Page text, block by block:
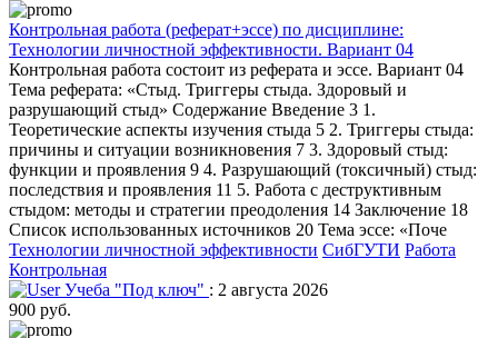
Контрольная работа (реферат+эссе) по дисциплине:
Технологии личностной эффективности. Вариант 04
Контрольная работа состоит из реферата и эссе. Вариант 04
Тема реферата: «Стыд. Триггеры стыда. Здоровый и
разрушающий стыд» Содержание Введение 3 1.
Теоретические аспекты изучения стыда 5 2. Триггеры стыда:
причины и ситуации возникновения 7 3. Здоровый стыд:
функции и проявления 9 4. Разрушающий (токсичный) стыд:
последствия и проявления 11 5. Работа с деструктивным
стыдом: методы и стратегии преодоления 14 Заключение 18
Список использованных источников 20 Тема эссе: «Поче
Технологии личностной эффективности СибГУТИ Работа
Контрольная
Учеба "Под ключ" : 2 августа 2026
900 руб.